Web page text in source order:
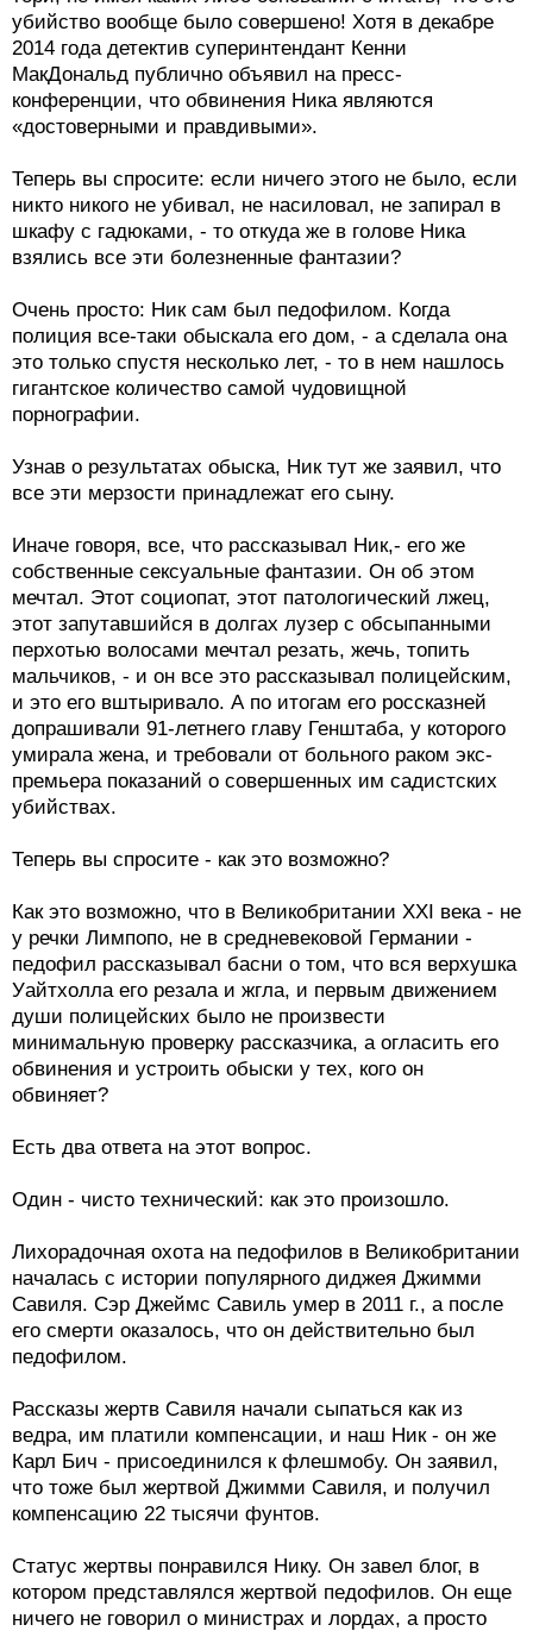
убийство вообще было совершено! Хотя в декабре
2014 года детектив суперинтендант Кенни
МакДональд публично объявил на пресс-
конференции, что обвинения Ника являются
«достоверными и правдивыми».
Теперь вы спросите: если ничего этого не было, если
никто никого не убивал, не насиловал, не запирал в
шкафу с гадюками, - то откуда же в голове Ника
взялись все эти болезненные фантазии?
Очень просто: Ник сам был педофилом. Когда
полиция все-таки обыскала его дом, - а сделала она
это только спустя несколько лет, - то в нем нашлось
гигантское количество самой чудовищной
порнографии.
Узнав о результатах обыска, Ник тут же заявил, что
все эти мерзости принадлежат его сыну.
Иначе говоря, все, что рассказывал Ник,- его же
собственные сексуальные фантазии. Он об этом
мечтал. Этот социопат, этот патологический лжец,
этот запутавшийся в долгах лузер с обсыпанными
перхотью волосами мечтал резать, жечь, топить
мальчиков, - и он все это рассказывал полицейским,
и это его вштыривало. А по итогам его россказней
допрашивали 91-летнего главу Генштаба, у которого
умирала жена, и требовали от больного раком экс-
премьера показаний о совершенных им садистских
убийствах.
Теперь вы спросите - как это возможно?
Как это возможно, что в Великобритании XXI века - не
у речки Лимпопо, не в средневековой Германии -
педофил рассказывал басни о том, что вся верхушка
Уайтхолла его резала и жгла, и первым движением
души полицейских было не произвести
минимальную проверку рассказчика, а огласить его
обвинения и устроить обыски у тех, кого он
обвиняет?
Есть два ответа на этот вопрос.
Один - чисто технический: как это произошло.
Лихорадочная охота на педофилов в Великобритании
началась с истории популярного диджея Джимми
Савиля. Сэр Джеймс Савиль умер в 2011 г., а после
его смерти оказалось, что он действительно был
педофилом.
Рассказы жертв Савиля начали сыпаться как из
ведра, им платили компенсации, и наш Ник - он же
Карл Бич - присоединился к флешмобу. Он заявил,
что тоже был жертвой Джимми Савиля, и получил
компенсацию 22 тысячи фунтов.
Статус жертвы понравился Нику. Он завел блог, в
котором представлялся жертвой педофилов. Он еще
ничего не говорил о министрах и лордах, а просто